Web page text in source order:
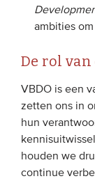
ambities
De rol van
VBDO is een
zetten ons in
hun
houden we
continue